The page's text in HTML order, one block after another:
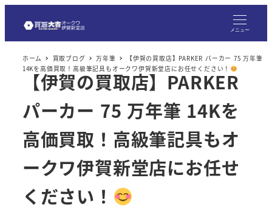
メニュー
ホーム 買取ブログ 万年筆
【伊賀の買取店】PARKER パーカー 75 万年筆
14Kを高価買取！高級筆記具もオークワ伊賀新堂店にお任せください！
【伊賀の買取店】PARKER
パーカー 75 万年筆 14Kを
高価買取！高級筆記具もオ
ークワ伊賀新堂店にお任せ
ください！